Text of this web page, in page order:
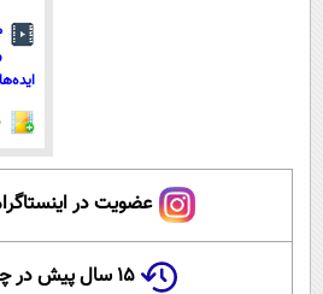
عضویت در
۱۵ سال پیش در چنین روزی